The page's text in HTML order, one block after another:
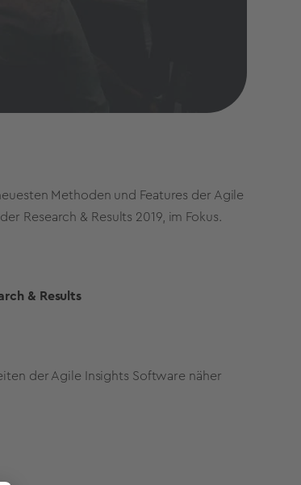
Methoden und Features der Agile
Research & Results 2019, im Fokus.
& Results
der Agile Insights Software näher